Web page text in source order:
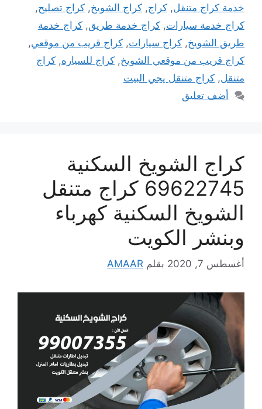
خدمة كراج متنقل, كراج, كراج الشويخ, كراج تصليح,
كراج خدمة سيارات, كراج خدمة طريق, كراج خدمة
طريق الشويخ, كراج سيارات, كراج قريب من موقعي,
كراج قريب من موقعي الشويخ, كراج للسياره, كراج
متنقل, كراج متنقل يجي البيت
أضف تعليق
كراج الشويخ السكنية
69622745 كراج متنقل
الشويخ السكنية كهرباء
وبنشر الكويت
أغسطس 7, 2020 بقلم AMAAR